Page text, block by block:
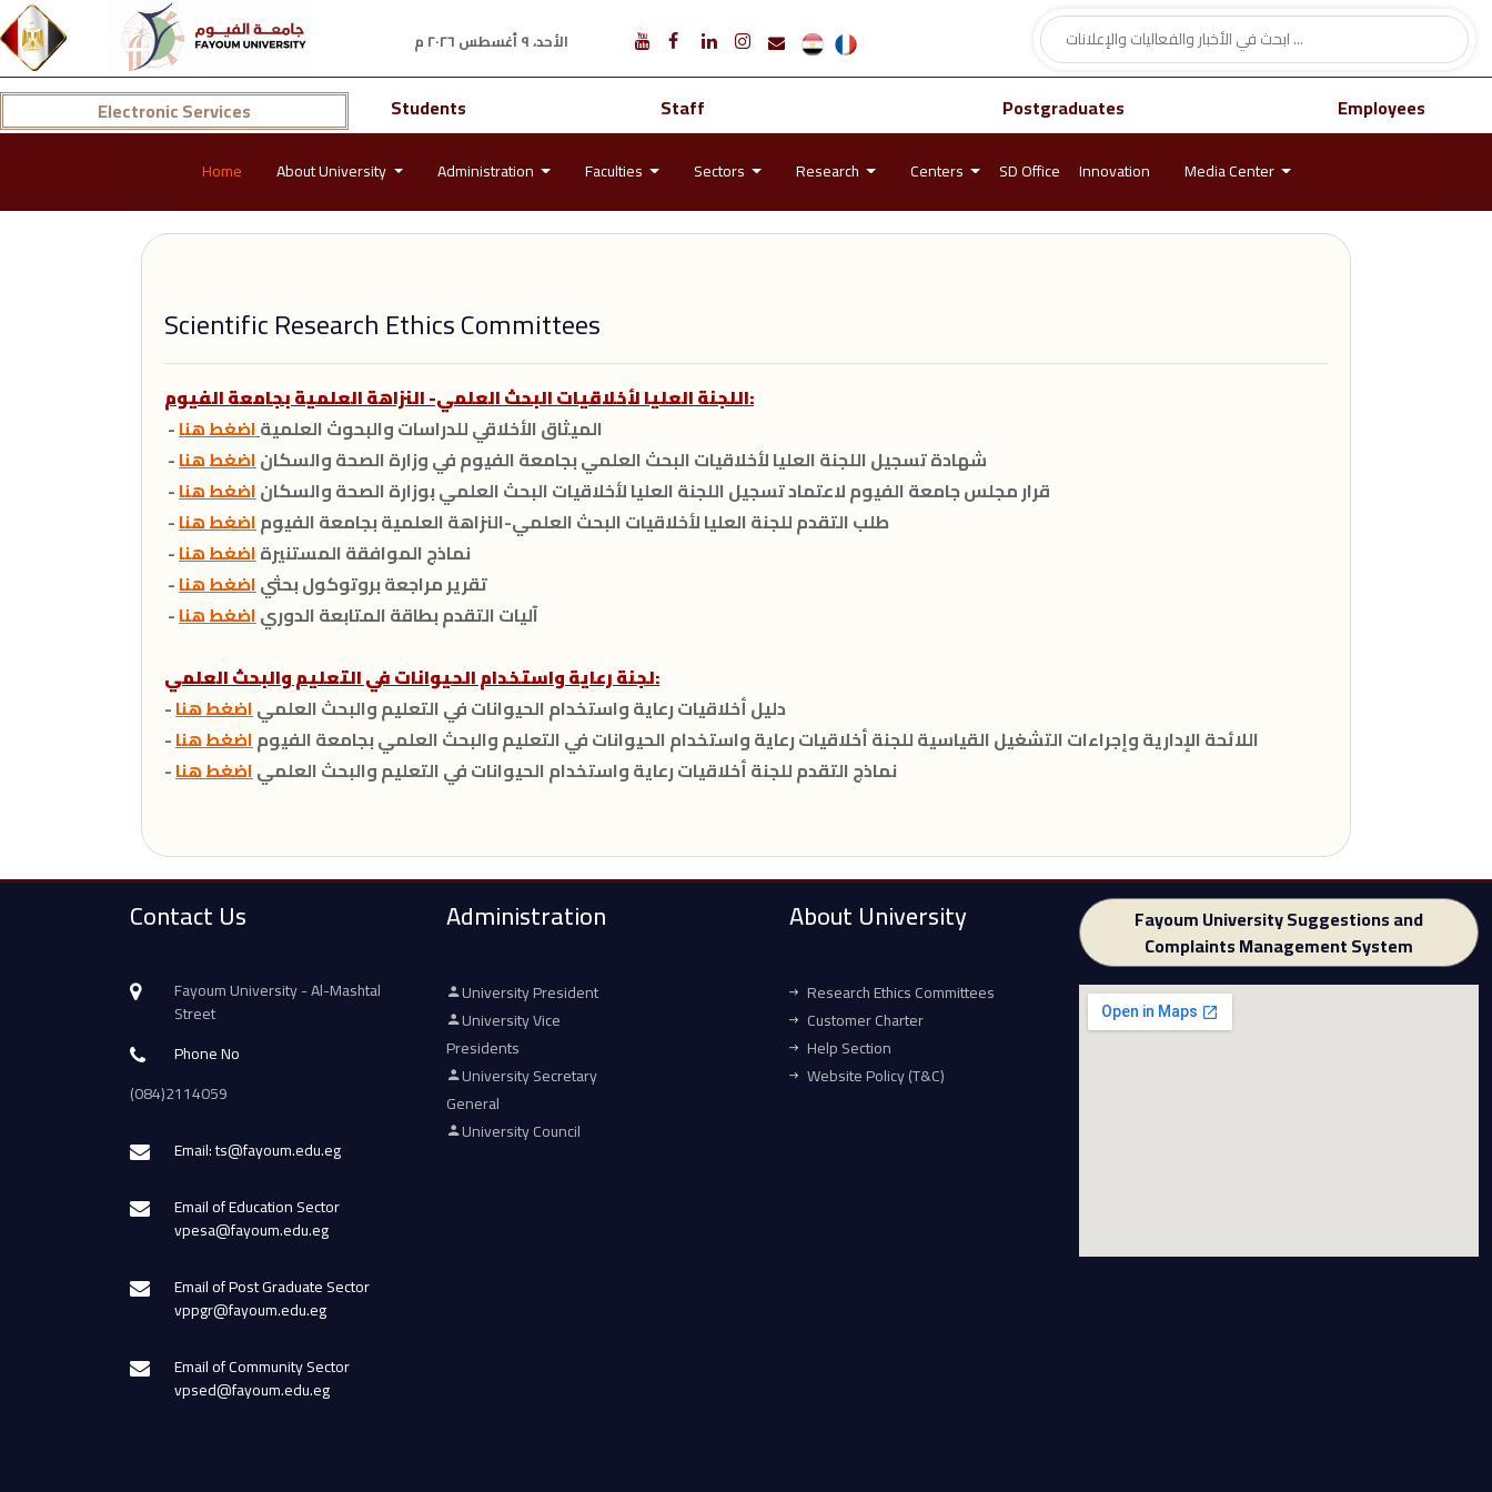
الأحد، ٩ أغسطس ٢٠٢٦ م
Electronic Services Students Staff Postgraduates Employees
Home About University Administration Faculties Sectors Research Centers SD Office Innovation Media Center
Scientific Research Ethics Committees
اللجنة العليا لأخلاقيات البحث العلمي- النزاهة العلمية بجامعة الفيوم:
- الميثاق الأخلاقي للدراسات والبحوث العلميةاضغط هنا
- شهادة تسجيل اللجنة العليا لأخلاقيات البحث العلمي بجامعة الفيوم في وزارة الصحة والسكاناضغط هنا
- قرار مجلس جامعة الفيوم لاعتماد تسجيل اللجنة العليا لأخلاقيات البحث العلمي بوزارة الصحة والسكاناضغط هنا
- طلب التقدم للجنة العليا لأخلاقيات البحث العلمي-النزاهة العلمية بجامعة الفيوماضغط هنا
- نماذج الموافقة المستنيرةاضغط هنا
- تقرير مراجعة بروتوكول بحثياضغط هنا
- آليات التقدم بطاقة المتابعة الدورياضغط هنا
لجنة رعاية واستخدام الحيوانات في التعليم والبحث العلمي:
- دليل أخلاقيات رعاية واستخدام الحيوانات في التعليم والبحث العلمياضغط هنا
- اللائحة الإدارية وإجراءات التشغيل القياسية للجنة أخلاقيات رعاية واستخدام الحيوانات في التعليم والبحث العلمي بجامعة الفيوماضغط هنا
- نماذج التقدم للجنة أخلاقيات رعاية واستخدام الحيوانات في التعليم والبحث العلمياضغط هنا
Contact Us
Fayoum University - Al-Mashtal
Street
Phone No
(084)2114059
Email: ts@fayoum.edu.eg
Email of Education Sector
vpesa@fayoum.edu.eg
Email of Post Graduate Sector
vppgr@fayoum.edu.eg
Email of Community Sector
vpsed@fayoum.edu.eg
Administration
University President
University Vice
Presidents
University Secretary
General
University Council
About University
Research Ethics Committees
Customer Charter
Help Section
Website Policy (T&C)
Fayoum University Suggestions and
Complaints Management System